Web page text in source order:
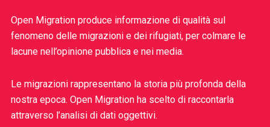
Open Migration produce informazione di qualità sul
fenomeno delle migrazioni e dei rifugiati, per colmare le
lacune nell’opinione pubblica e nei media.
Le migrazioni rappresentano la storia più profonda della
nostra epoca. Open Migration ha scelto di raccontarla
attraverso l’analisi di dati oggettivi.